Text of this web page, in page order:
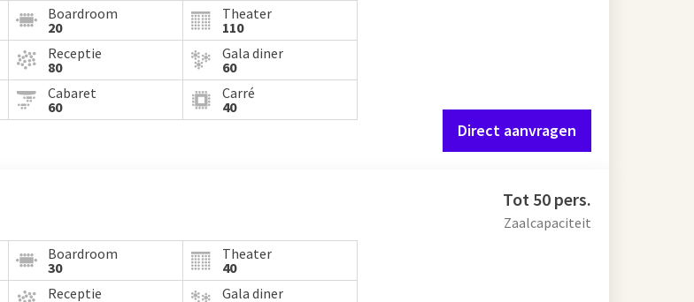
Boardroom
20
Theater
110
Receptie
80
Gala diner
60
Cabaret
60
Carré
40
Direct aanvragen
Boardroom
30
Theater
40
Receptie
Gala diner
Tot 50 pers.
Zaalcapaciteit